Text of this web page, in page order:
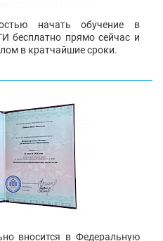
начать обучение в
бесплатно прямо сейчас и
в кратчайшие сроки.
вносится в Федеральную